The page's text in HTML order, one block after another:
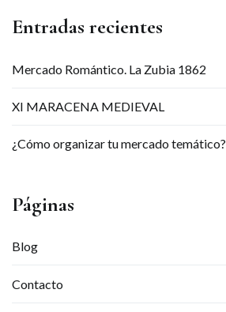
Entradas recientes
Mercado Romántico. La Zubia 1862
XI MARACENA MEDIEVAL
¿Cómo organizar tu mercado temático?
Páginas
Blog
Contacto